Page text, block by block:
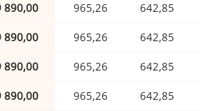
890,00 965,26 642,85
890,00 965,26 642,85
890,00 965,26 642,85
890,00 965,26 642,85